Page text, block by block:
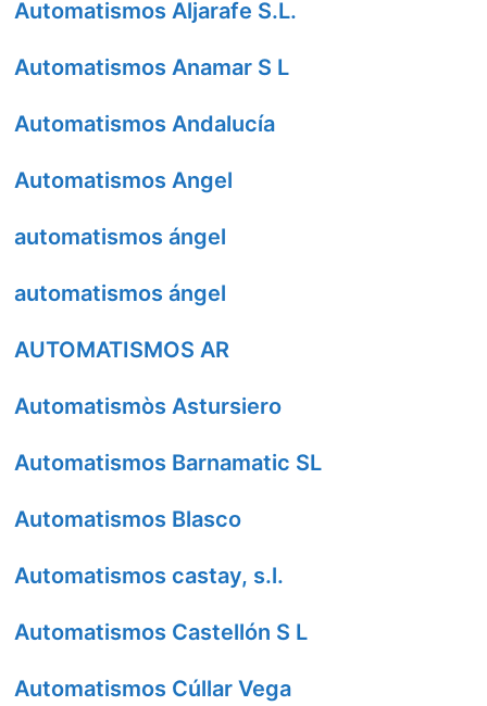
Automatismos Aljarafe S.L.
Automatismos Anamar S L
Automatismos Andalucía
Automatismos Angel
automatismos ángel
automatismos ángel
AUTOMATISMOS AR
Automatismòs Astursiero
Automatismos Barnamatic SL
Automatismos Blasco
Automatismos castay, s.l.
Automatismos Castellón S L
Automatismos Cúllar Vega